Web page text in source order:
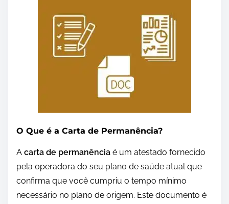
O Que é a Carta de Permanência?
A carta de permanência é um atestado fornecido
pela operadora do seu plano de saúde atual que
confirma que você cumpriu o tempo mínimo
necessário no plano de origem. Este documento é